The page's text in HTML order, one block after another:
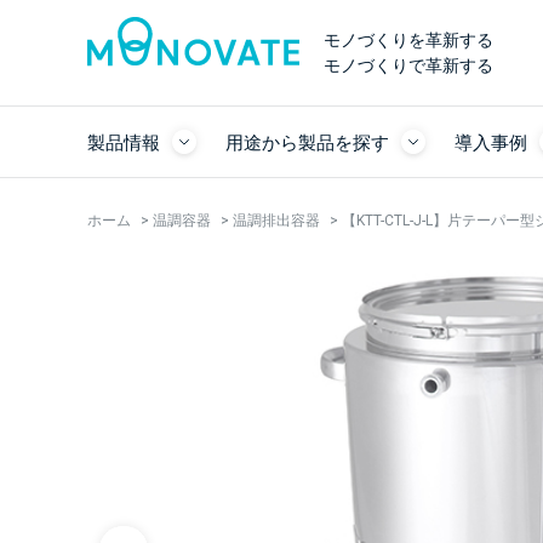
モノづくりを革新する
モノづくりで革新する
製品情報 用途から製品を探す 導入事例
ホーム > 温調容器 > 温調排出容器 > 【KTT-CTL-J-L】片テーパー